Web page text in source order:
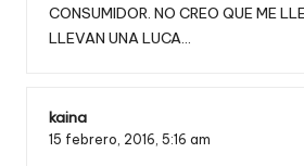
CONSUMIDOR. NO CREO QUE ME
LLEVAN UNA LUCA…
kaina
15 febrero, 2016, 5:16 am